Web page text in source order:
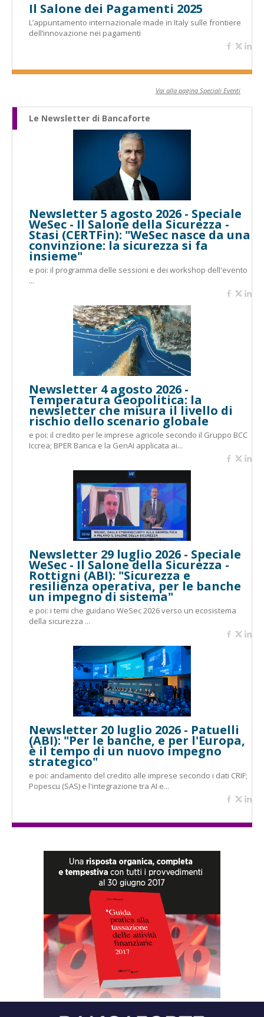
Il Salone dei Pagamenti 2025
L’appuntamento internazionale made in Italy sulle frontiere
dell’innovazione nei pagamenti
Vai alla pagina Speciali Eventi
Le Newsletter di Bancaforte
Newsletter 5 agosto 2026 - Speciale
WeSec - Il Salone della Sicurezza -
Stasi (CERTFin): "WeSec nasce da una
convinzione: la sicurezza si fa
insieme"
e poi: il programma delle sessioni e dei workshop dell'evento
...
Newsletter 4 agosto 2026 -
Temperatura Geopolitica: la
newsletter che misura il livello di
rischio dello scenario globale
e poi: il credito per le imprese agricole secondo il Gruppo BCC
Iccrea; BPER Banca e la GenAI applicata ai...
Newsletter 29 luglio 2026 - Speciale
WeSec - Il Salone della Sicurezza -
Rottigni (ABI): "Sicurezza e
resilienza operativa, per le banche
un impegno di sistema"
e poi: i temi che guidano WeSec 2026 verso un ecosistema
della sicurezza ...
Newsletter 20 luglio 2026 - Patuelli
(ABI): "Per le banche, e per l'Europa,
è il tempo di un nuovo impegno
strategico"
e poi: andamento del credito alle imprese secondo i dati CRIF;
Popescu (SAS) e l'integrazione tra AI e...